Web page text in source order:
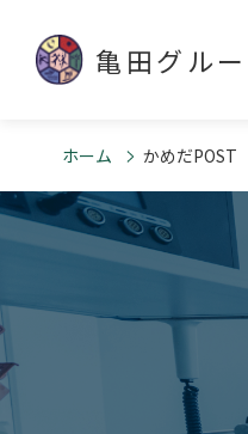
亀田グル
ホーム かめだPOST